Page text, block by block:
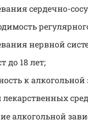
сердечно-
нервной
до 18 лет;
к
алкогольной